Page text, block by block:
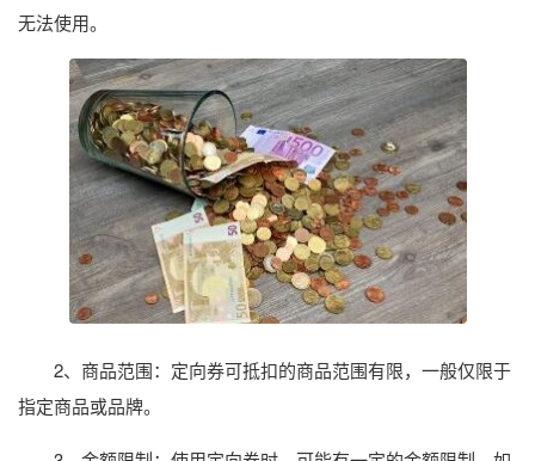
无法使用。
2、商品范围：定向券可抵扣的商品范围有限，一般仅限于
指定商品或品牌。